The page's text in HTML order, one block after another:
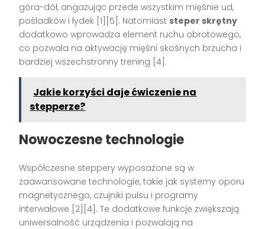
góra-dół, angażując przede wszystkim mięśnie ud,
pośladków i łydek [1][5]. Natomiast steper skrętny
dodatkowo wprowadza element ruchu obrotowego,
co pozwala na aktywację mięśni skośnych brzucha i
bardziej wszechstronny trening [4].
Jakie korzyści daje ćwiczenie na
stepperze?
Nowoczesne technologie
Współczesne steppery wyposażone są w
zaawansowane technologie, takie jak systemy oporu
magnetycznego, czujniki pulsu i programy
interwałowe [2][4]. Te dodatkowe funkcje zwiększają
uniwersalność urządzenia i pozwalają na